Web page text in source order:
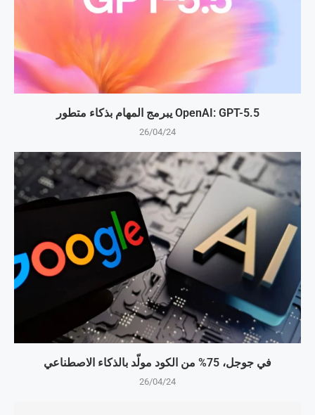
OpenAI: GPT-5.5 يبرمج المهام بذكاء متطور
26/04/24
في جوجل، 75% من الكود مولّد بالذكاء الاصطناعي
26/04/24